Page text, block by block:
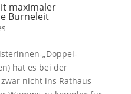
maximaler
Burneleit
„Doppel-
hat es bei der
nicht ins Rathaus